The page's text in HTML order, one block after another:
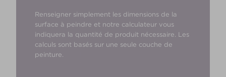
Renseigner simplement les dimensions de la
surface à peindre et notre calculateur vous
indiquera la quantité de produit nécessaire. Les
calculs sont basés sur une seule couche de
peinture.